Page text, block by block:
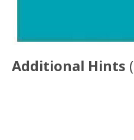
Additional Hints (